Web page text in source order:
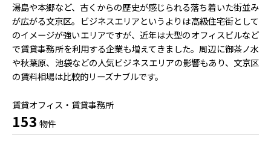
湯島や本郷など、古くからの歴史が感じられる落ち着いた街並み
が広がる文京区。ビジネスエリアというよりは高級住宅街として
のイメージが強いエリアですが、近年は大型のオフィスビルなど
で賃貸事務所を利用する企業も増えてきました。周辺に御茶ノ水
や秋葉原、池袋などの人気ビジネスエリアの影響もあり、文京区
の賃料相場は比較的リーズナブルです。
賃貸オフィス・賃貸事務所
153 物件